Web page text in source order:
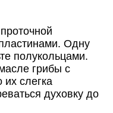
Одну
полукольцами.
грибы с
слегка
духовку до